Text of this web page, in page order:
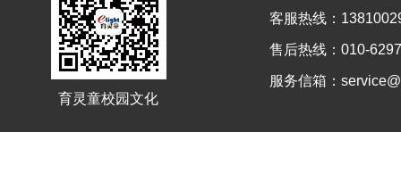
育灵童校园文化
客服热线：
售后热线：010-
服务信箱：